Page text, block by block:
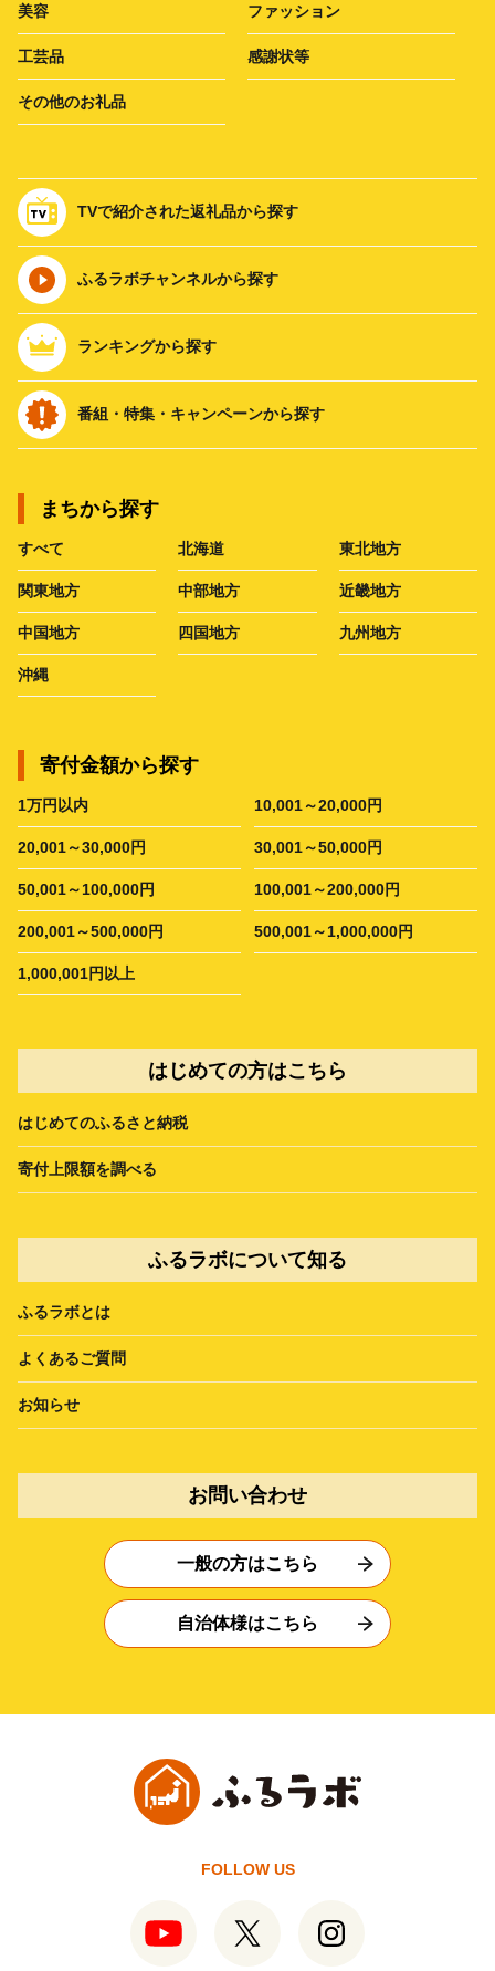
美容 ファッション
工芸品 感謝状等
その他のお礼品
TVで紹介された返礼品から探す
ふるラボチャンネルから探す
ランキングから探す
番組・特集・キャンペーンから探す
まちから探す
すべて 北海道 東北地方
関東地方 中部地方 近畿地方
中国地方 四国地方 九州地方
沖縄
寄付金額から探す
1万円以内 10,001～20,000円
20,001～30,000円 30,001～50,000円
50,001～100,000円 100,001～200,000円
200,001～500,000円 500,001～1,000,000円
1,000,001円以上
はじめての方はこちら
はじめてのふるさと納税
寄付上限額を調べる
ふるラボについて知る
ふるラボとは
よくあるご質問
お知らせ
お問い合わせ
一般の方はこちら
自治体様はこちら
FOLLOW US